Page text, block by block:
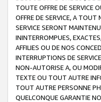
TOUTE OFFRE DE SERVICE
OFFRE DE SERVICE, A
SERVICE SERONT
ININTERROMPUES,
AFFILIES OU DE NOS
INTERRUPTIONS DE
NON-AUTORISE A, OU
TEXTE OU TOUT AUTRE
TOUT AUTRE PERSONNE
QUELCONQUE GARANTIE